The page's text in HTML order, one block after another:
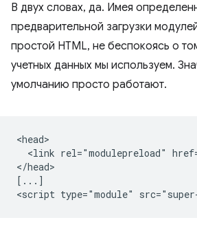
В двух словах, да. Имея
предварительной загрузки
простой HTML, не беспокоясь о
учетных данных мы используем.
умолчанию просто работают.
<head>
<link rel="modulepreload"
</head>
[...]